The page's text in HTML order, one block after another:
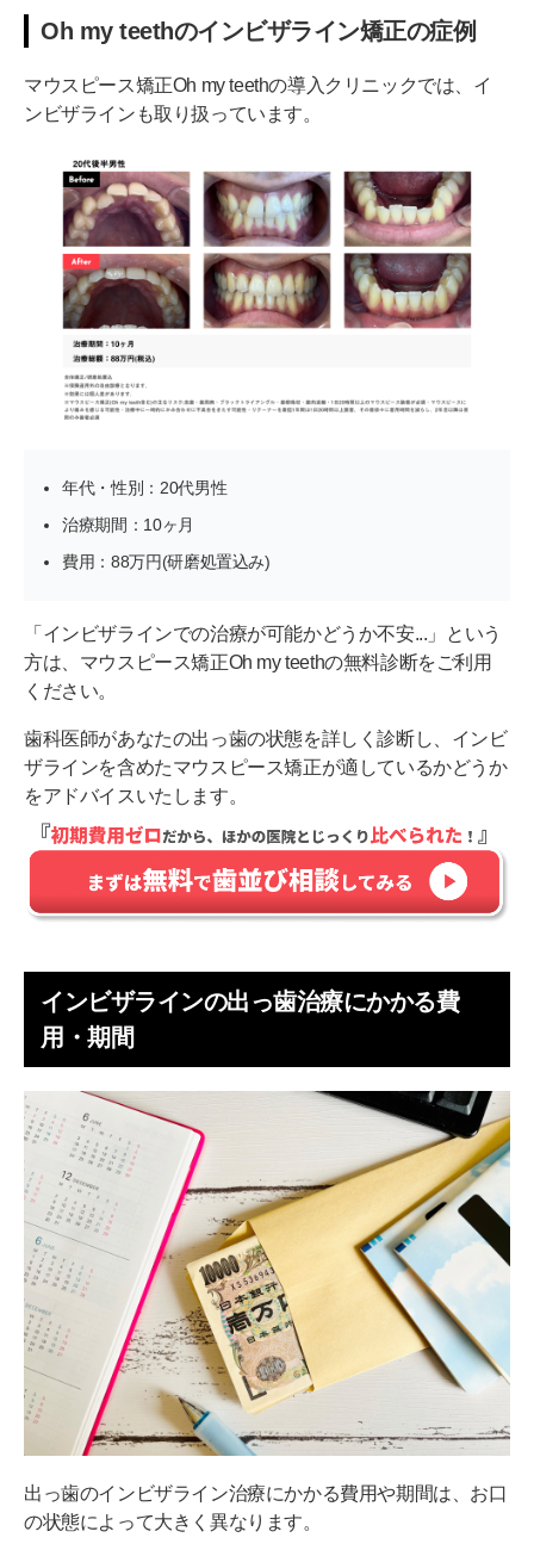
Oh my teethのインビザライン矯正の症例
マウスピース矯正Oh my teethの導入クリニックでは、イ
ンビザラインも取り扱っています。
年代・性別：20代男性
治療期間：10ヶ月
費用：88万円(研磨処置込み)
「インビザラインでの治療が可能かどうか不安...」という
方は、マウスピース矯正Oh my teethの無料診断をご利用
ください。
歯科医師があなたの出っ歯の状態を詳しく診断し、インビ
ザラインを含めたマウスピース矯正が適しているかどうか
をアドバイスいたします。
インビザラインの出っ歯治療にかかる費
用・期間
出っ歯のインビザライン治療にかかる費用や期間は、お口
の状態によって大きく異なります。